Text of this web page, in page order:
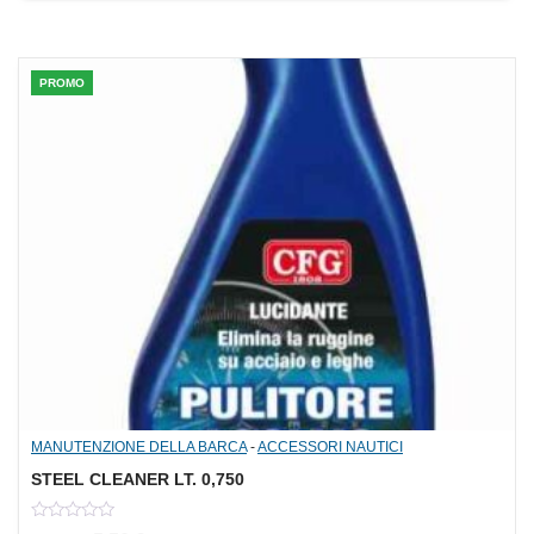
PROMO
MANUTENZIONE DELLA BARCA-ACCESSORI NAUTICI
STEEL CLEANER LT. 0,750